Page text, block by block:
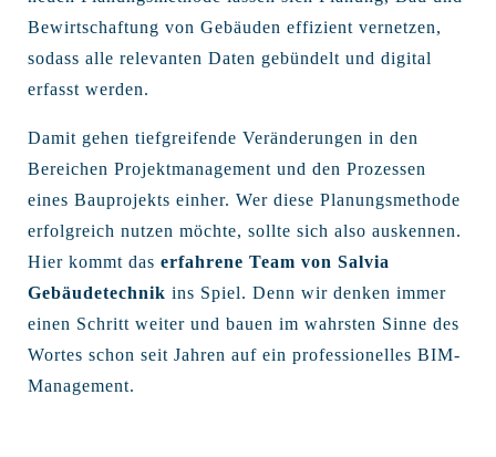
Bewirtschaftung von Gebäuden effizient vernetzen,
sodass alle relevanten Daten gebündelt und digital
erfasst werden.
Damit gehen tiefgreifende Veränderungen in den
Bereichen Projektmanagement und den Prozessen
eines Bauprojekts einher. Wer diese Planungsmethode
erfolgreich nutzen möchte, sollte sich also auskennen.
Hier kommt das erfahrene Team von Salvia
Gebäudetechnik ins Spiel. Denn wir denken immer
einen Schritt weiter und bauen im wahrsten Sinne des
Wortes schon seit Jahren auf ein professionelles BIM-
Management.